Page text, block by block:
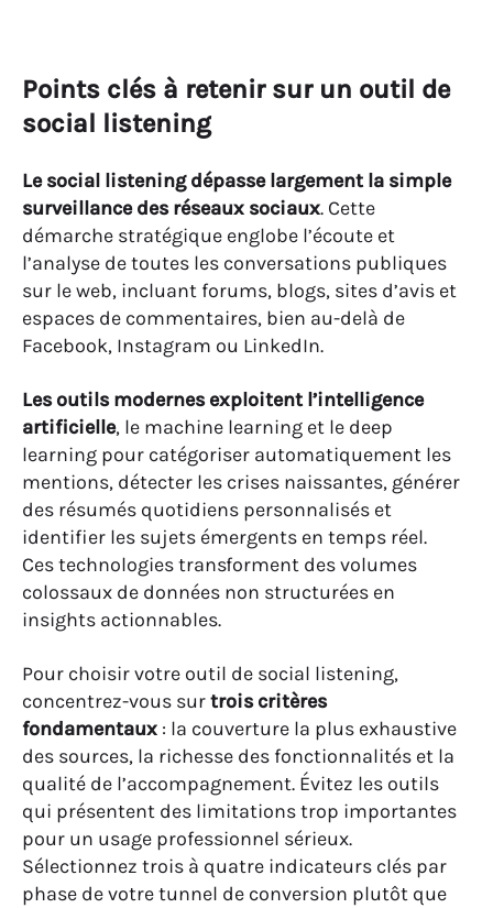
Points clés à retenir sur un outil de
social listening
Le social listening dépasse largement la simple
surveillance des réseaux sociaux. Cette
démarche stratégique englobe l’écoute et
l’analyse de toutes les conversations publiques
sur le web, incluant forums, blogs, sites d’avis et
espaces de commentaires, bien au-delà de
Facebook, Instagram ou LinkedIn.
Les outils modernes exploitent l’intelligence
artificielle, le machine learning et le deep
learning pour catégoriser automatiquement les
mentions, détecter les crises naissantes, générer
des résumés quotidiens personnalisés et
identifier les sujets émergents en temps réel.
Ces technologies transforment des volumes
colossaux de données non structurées en
insights actionnables.
Pour choisir votre outil de social listening,
concentrez-vous surtrois critères
fondamentaux : la couverture la plus exhaustive
des sources, la richesse des fonctionnalités et la
qualité de l’accompagnement. Évitez les outils
qui présentent des limitations trop importantes
pour un usage professionnel sérieux.
Sélectionnez trois à quatre indicateurs clés par
phase de votre tunnel de conversion plutôt que